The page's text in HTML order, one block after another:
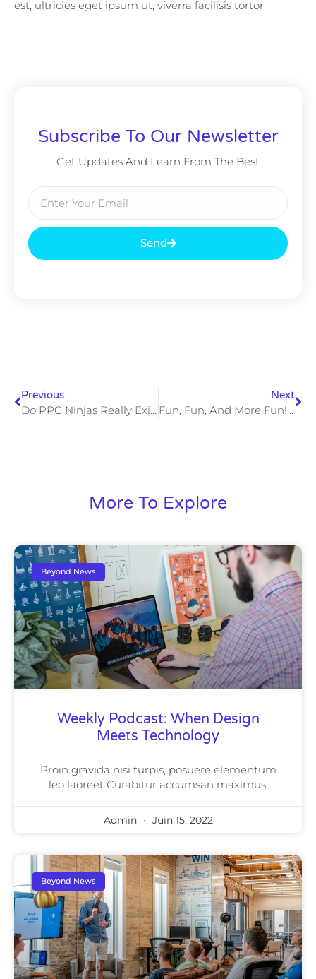
est, ultricies eget ipsum ut, viverra facilisis tortor.
Subscribe To Our Newsletter
Get Updates And Learn From The Best
Send
Previous Next
More To Explore
Beyond News
Weekly Podcast: When Design
Meets Technology
Proin gravida nisi turpis, posuere elementum
leo laoreet Curabitur accumsan maximus.
Admin Juin 15, 2022
Beyond News